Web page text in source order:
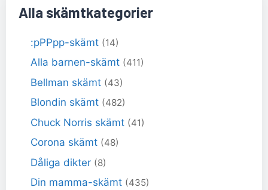
Alla skämtkategorier
:pPPpp-skämt (14)
Alla barnen-skämt (411)
Bellman skämt (43)
Blondin skämt (482)
Chuck Norris skämt (41)
Corona skämt (48)
Dåliga dikter (8)
Din mamma-skämt (435)